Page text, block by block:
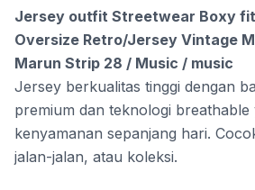
Jersey outfit Streetwear Boxy
Oversize Retro/Jersey Vintage
Marun Strip 28 / Music / music
Jersey berkualitas tinggi dengan
premium dan teknologi breathable
kenyamanan sepanjang hari.
jalan-jalan, atau koleksi.